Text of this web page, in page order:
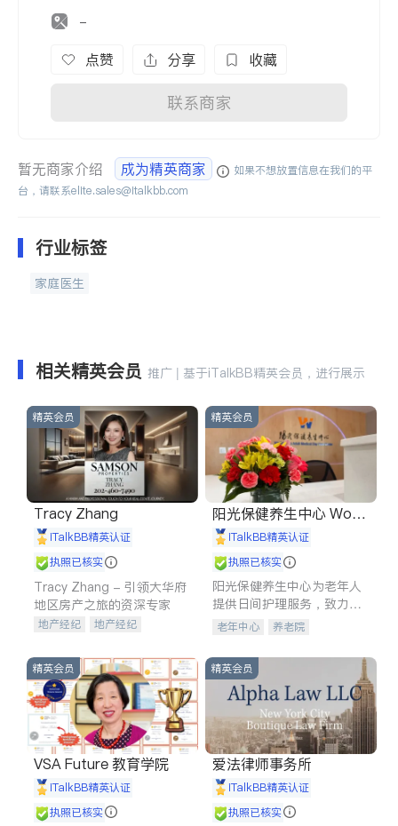
-
点赞 分享 收藏
联系商家
暂无商家介绍 成为精英商家
如果不想放置信息在我们的平
台，请联系elite.sales@italkbb.com
行业标签
家庭医生
相关精英会员 推广 | 基于iTalkBB精英会员，进行展示
精英会员
Tracy Zhang
iTalkBB精英认证
执照已核实
Tracy Zhang - 引领大华府
地区房产之旅的资深专家
地产经纪
地产经纪
商铺租售
开发商建商
精英会员
阳光保健养生中心 World
shine
iTalkBB精英认证
执照已核实
阳光保健养生中心为老年人
提供日间护理服务，致力于
通过持续的护理创新来有效
老年中心 养老院
精英会员
VSA Future 教育学院
iTalkBB精英认证
执照已核实
精英会员
爱法律师事务所
iTalkBB精英认证
执照已核实